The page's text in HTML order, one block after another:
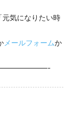
気になりたい時
メールフォームか